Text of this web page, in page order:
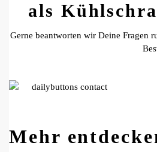
als
Gerne beantworten wir Deine Fragen
Mehr